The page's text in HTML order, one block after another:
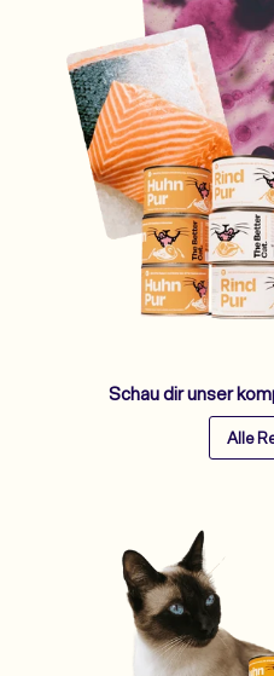
Schau dir unser
Alle